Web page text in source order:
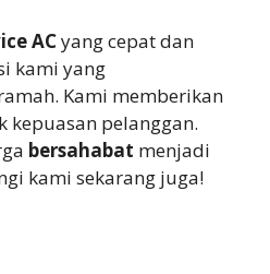
ACyang cepat dan
kami yang
Kami memberikan
kepuasan pelanggan.
bersahabat menjadi
kami sekarang juga!